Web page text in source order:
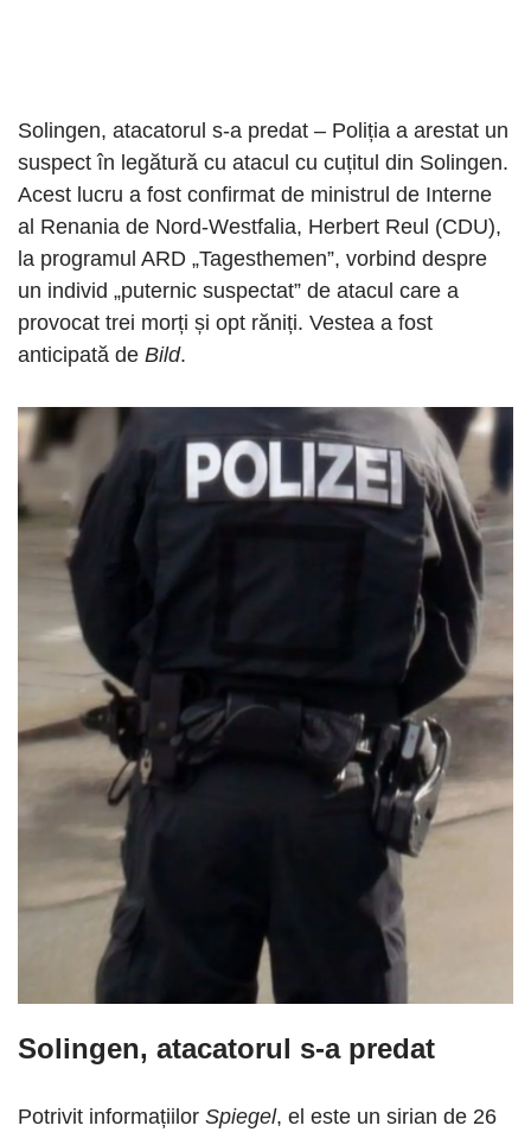
Solingen, atacatorul s-a predat – Poliția a arestat un
suspect în legătură cu atacul cu cuțitul din Solingen.
Acest lucru a fost confirmat de ministrul de Interne
al Renania de Nord-Westfalia, Herbert Reul (CDU),
la programul ARD „Tagesthemen”, vorbind despre
un individ „puternic suspectat” de atacul care a
provocat trei morți și opt răniți. Vestea a fost
anticipată de Bild.
Solingen, atacatorul s-a predat
Potrivit informațiilor Spiegel, el este un sirian de 26